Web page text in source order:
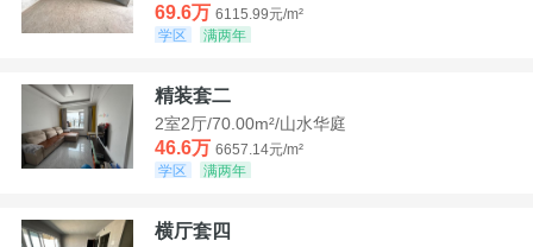
69.6万 6115.99元/m²
学区
满两年
精装套二
2室2厅/70.00m²/山水华庭
46.6万 6657.14元/m²
学区
满两年
横厅套四